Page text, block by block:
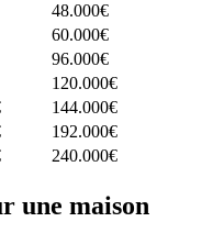
48.000€
60.000€
96.000€
120.000€
144.000€
192.000€
240.000€
une maison